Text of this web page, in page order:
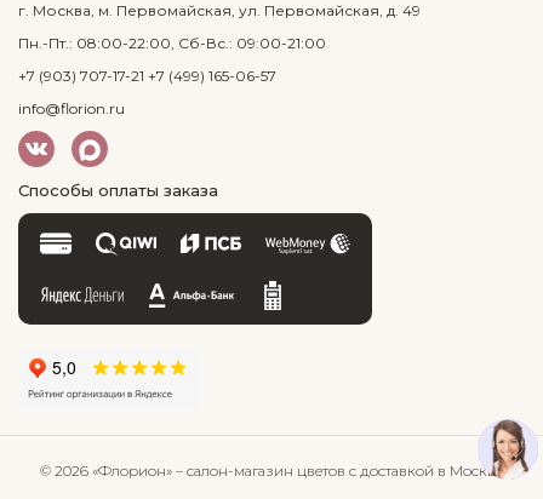
г. Москва, м. Первомайская, ул. Первомайская, д. 49
Пн.-Пт.: 08:00-22:00, Сб-Вс.: 09:00-21:00
+7 (903) 707-17-21 +7 (499) 165-06-57
info@florion.ru
Способы оплаты заказа
© 2026 «Флорион» – салон-магазин цветов с доставкой в Москве